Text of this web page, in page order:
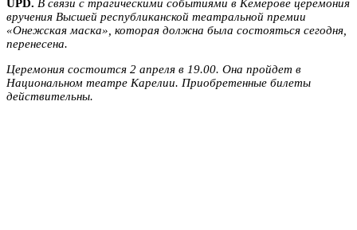
UPD. В связи с трагическими событиями в Кемерове церемония
вручения Высшей республиканской театральной премии
«Онежская маска», которая должна была состояться сегодня,
перенесена.
Церемония состоится 2 апреля в 19.00. Она пройдет в
Национальном театре Карелии. Приобретенные билеты
действительны.